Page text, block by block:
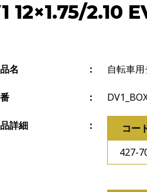
12×1.75/2.10
名 自転車
詳細 コー
427-